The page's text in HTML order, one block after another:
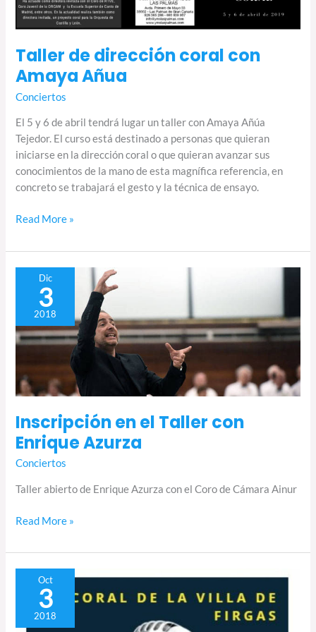
Taller de dirección coral con
Amaya Añua
Conciertos
El 5 y 6 de abril tendrá lugar un taller con Amaya Añúa
Tejedor. El curso está destinado a personas que quieran
iniciarse en la dirección coral o que quieran avanzar sus
conocimientos de la mano de esta magnífica referencia, en
concreto se trabajará el gesto y la técnica de ensayo.
Read More »
Dic
3
2018
Inscripción en el Taller con
Enrique Azurza
Conciertos
Taller abierto de Enrique Azurza con el Coro de Cámara Ainur
Inscripción
Taller
con
Read More »
Oct
3
2018
Abierta